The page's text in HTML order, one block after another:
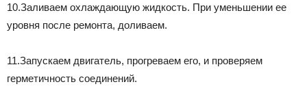
10.Заливаем охлаждающую жидкость. При уменьшении ее
уровня после ремонта, доливаем.
11.Запускаем двигатель, прогреваем его, и проверяем
герметичность соединений.